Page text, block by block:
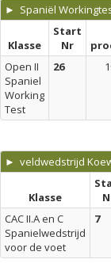
► Spaniël
Klasse
Start
Nr
Open II
Spaniel
Working
Test
26
► veldwedstrijd
Klasse
CAC II.A en C
Spanielwedstrijd
voor de voet
7